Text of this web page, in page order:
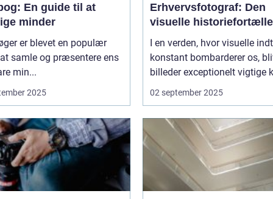
En guide til at
minder
er blevet en populær
samle og præsentere ens
min...
2025
Erhvervsfotograf: Den
visuelle
I en verden, hvor visuelle
konstant bombarderer os,
billeder exceptionelt vigtige
02 september 2025